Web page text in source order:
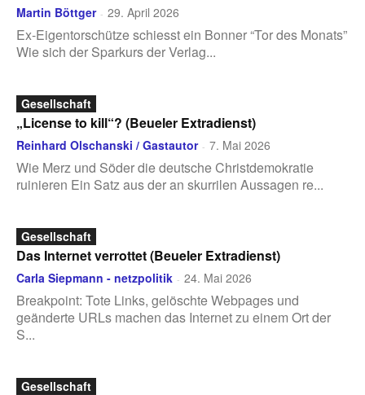
Martin Böttger - 29. April 2026
Ex-Eigentorschütze schiesst ein Bonner “Tor des Monats”
Wie sich der Sparkurs der Verlag...
Gesellschaft
„License to kill“? (Beueler Extradienst)
Reinhard Olschanski / Gastautor - 7. Mai 2026
Wie Merz und Söder die deutsche Christdemokratie
ruinieren Ein Satz aus der an skurrilen Aussagen re...
Gesellschaft
Das Internet verrottet (Beueler Extradienst)
Carla Siepmann - netzpolitik - 24. Mai 2026
Breakpoint: Tote Links, gelöschte Webpages und
geänderte URLs machen das Internet zu einem Ort der
S...
Gesellschaft